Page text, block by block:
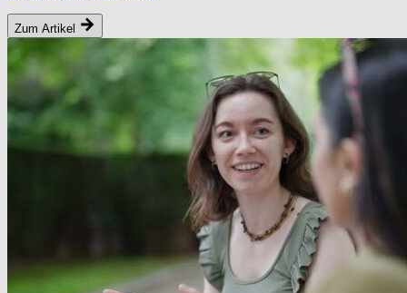
Zum Artikel